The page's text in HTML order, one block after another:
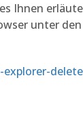
Ihnen
unter den